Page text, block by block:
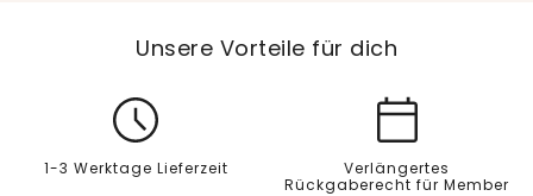
Unsere Vorteile für dich
1-3 Werktage Lieferzeit
Verlängertes
Rückgaberecht für Member